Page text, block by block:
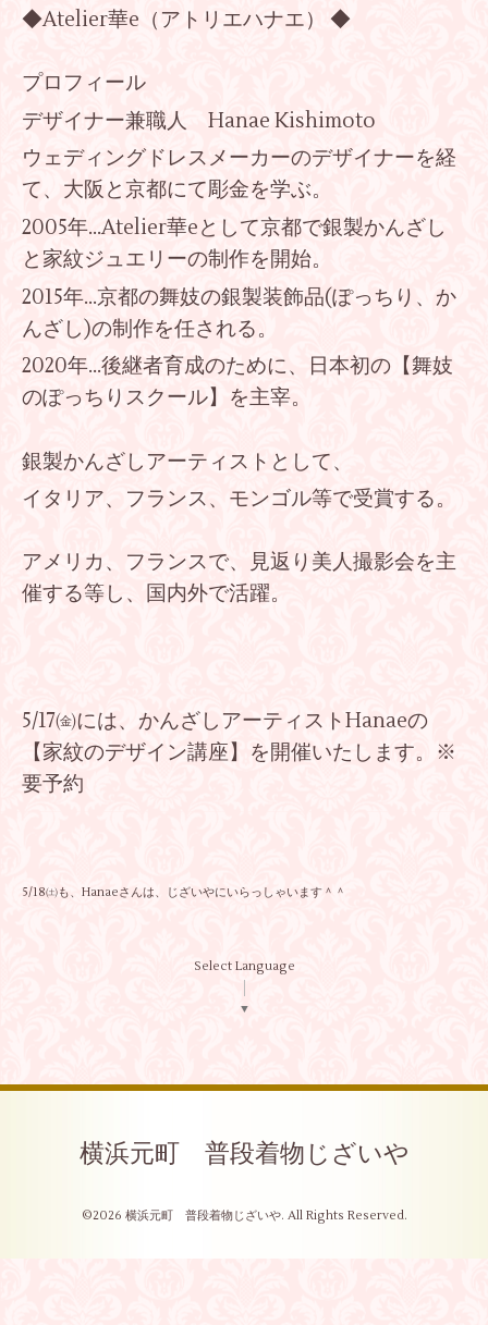
◆Atelier華e（アトリエハナエ） ◆
プロフィール
デザイナー兼職人 Hanae Kishimoto
ウェディングドレスメーカーのデザイナーを経
て、大阪と京都にて彫金を学ぶ。
2005年…Atelier華eとして京都で銀製かんざし
と家紋ジュエリーの制作を開始。
2015年…京都の舞妓の銀製装飾品(ぽっちり、か
んざし)の制作を任される。
2020年…後継者育成のために、日本初の【舞妓
のぽっちりスクール】を主宰。
銀製かんざしアーティストとして、
イタリア、フランス、モンゴル等で受賞する。
アメリカ、フランスで、見返り美人撮影会を主
催する等し、国内外で活躍。
5/17㈮には、かんざしアーティストHanaeの
【家紋のデザイン講座】を開催いたします。※
要予約
5/18㈯も、Hanaeさんは、じざいやにいらっしゃいます＾＾
Select Language
▼
横浜元町 普段着物じざいや
©2026 横浜元町 普段着物じざいや. All Rights Reserved.